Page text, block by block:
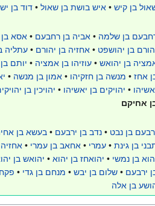
בן קיש • איש בושת בן שאול • דוד בן
בן שלמה • אביה בן רחבעם • אסא בן
בן יהושפט • אחזיה בן יהורם • עתליה
בן יהואש • עוזיהו בן אמציה • יותם בן
אחז • מנשה בן חזקיהו • אמון בן מנשה •
• יהויקים בן יאשיהו • יהויכין בן
אחיקם
בן נבט • נדב בן ירבעם • בעשא בן
בן גינת • עמרי • אחאב בן עמרי •
בן נמשי • יהואחז בן יהוא • יהואש בן
ירבעם • שלום בן יבש • מנחם בן גדי •
בן אלה